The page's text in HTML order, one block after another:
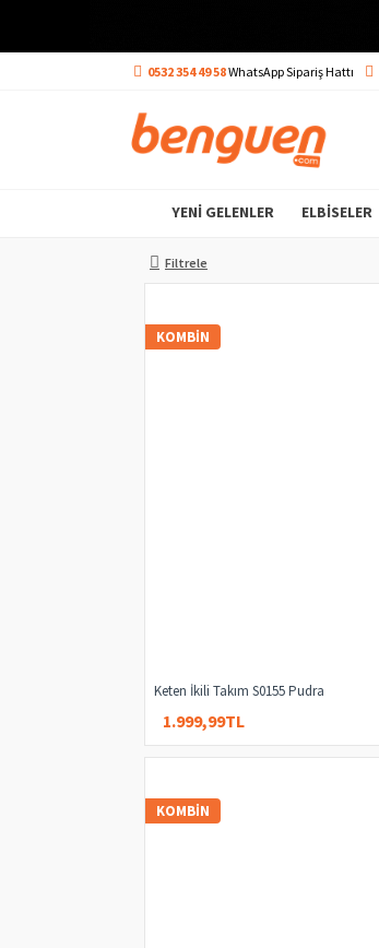
0532 354 49 58WhatsApp Sipariş Hattı
YENI GELENLER ELBISELER
Filtrele
KOMBIN
Keten İkili Takım S0155 Pudra
1.999,99TL
KOMBIN